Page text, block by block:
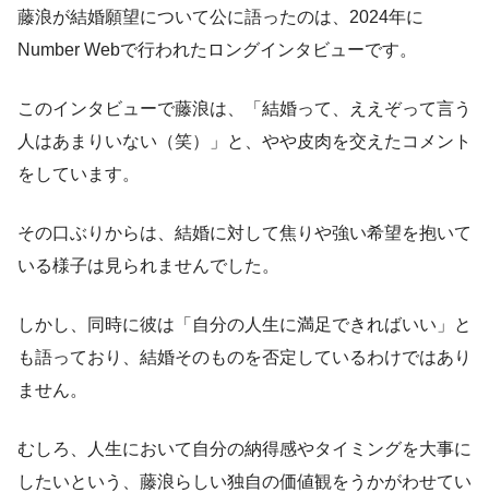
藤浪が結婚願望について公に語ったのは、2024年に
Number Webで行われたロングインタビューです。
このインタビューで藤浪は、「結婚って、ええぞって言う
人はあまりいない（笑）」と、やや皮肉を交えたコメント
をしています。
その口ぶりからは、結婚に対して焦りや強い希望を抱いて
いる様子は見られませんでした。
しかし、同時に彼は「自分の人生に満足できればいい」と
も語っており、結婚そのものを否定しているわけではあり
ません。
むしろ、人生において自分の納得感やタイミングを大事に
したいという、藤浪らしい独自の価値観をうかがわせてい